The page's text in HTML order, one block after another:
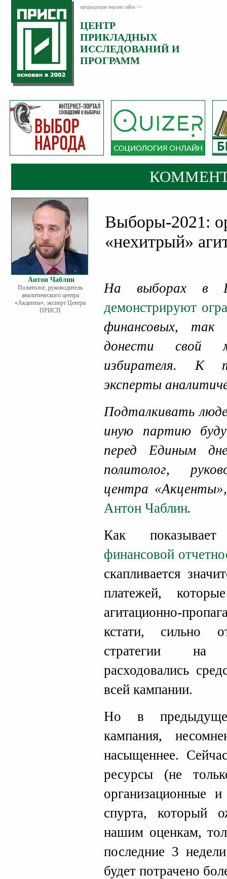
предыдущая версия сайта >>
ЦЕНТР
ПРИКЛАДНЫХ
ИССЛЕДОВАНИЙ И
ПРОГРАММ
Антон Чаблин
Политолог, руководитель
аналитического центра
«Акценты», эксперт Центра
ПРИСП
Выборы-2021:
«нехитрый»
На выборах в
демонстрируют
финансовых,
донести свой
избирателя. К
эксперты
Подталкивать
иную партию
перед Единым
политолог,
центра
Антон Чаблин.
Как
финансовой
скапливается
платежей,
агитационно-
кстати, сильно
стратегии на
расходовались
всей кампании.
Но в
кампания,
насыщеннее.
ресурсы (не
организационные
спурта, который
нашим оценкам,
последние 3
будет потрачено
Категория:
Комментарии